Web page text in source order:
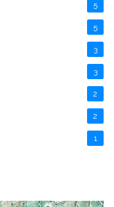
5
5
3
3
2
2
1